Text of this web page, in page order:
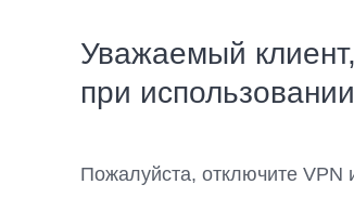
Уважаемый
при
Пожалуйста, отключите VPN